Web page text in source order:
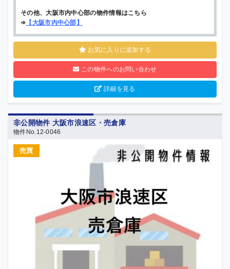
その他、大阪市内中心部の物件情報はこちら
➾ 【大阪市内中心部 】
お気に入りに追加する
この物件へのお問い合わせ
詳細を見る
非公開物件 大阪市浪速区・売倉庫
物件No.12-0046
売買